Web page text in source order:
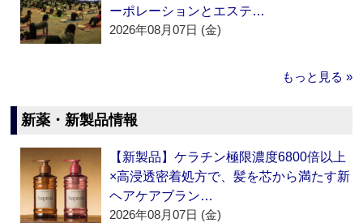
ーポレーションとエステ…
2026年08月07日 (金)
もっと見る »
新薬・新製品情報
【新製品】ケラチン極限濃度6800倍以上
×高浸透密着処方で、髪を芯から満たす新
ヘアケアブラン…
2026年08月07日 (金)